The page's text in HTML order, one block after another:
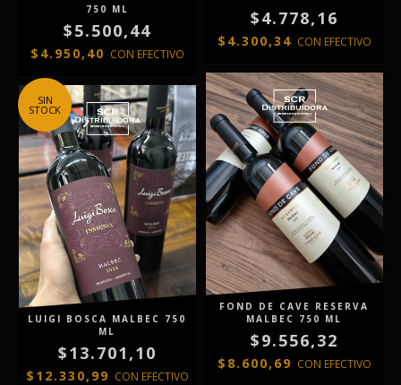
750 ML
$5.500,44
$4.950,40 CON EFECTIVO
$4.778,16
$4.300,34 CON EFECTIVO
SIN
STOCK
LUIGI BOSCA MALBEC 750
ML
$13.701,10
$12.330,99 CON EFECTIVO
FOND DE CAVE RESERVA
MALBEC 750 ML
$9.556,32
$8.600,69 CON EFECTIVO